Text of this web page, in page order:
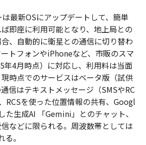
最新OSにアップデートして、簡単
即座に利用可能となり、地上局との
、自動的に衛星との通信に切り替わ
トフォンやiPhoneなど、市販のスマ
年4月時点）に対応し、利用料は当面
時点でのサービスはベータ版（試供
信はテキストメッセージ（SMSやRC
RCSを使った位置情報の共有、Googl
た生成AI 「Gemini」とのチャット、
などに限られる。周波数帯としては
。